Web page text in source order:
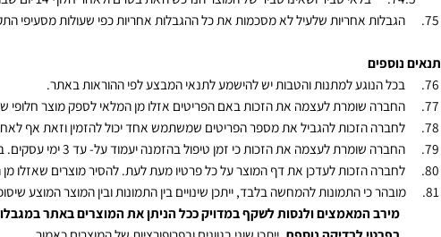
אינה אחראית לכל נזק שייגרם לרוכש באתר, תוצאתי, ישיר, הסתמכותי, פיצוי
הסתמכות על מידע שפורסם באתר בין אם על ידי החברה ובין אם על ידי צדי ג'.
נזק שנגרם עקב שגגה ו/או טעות סופר בדיוק פרטי המידע המוצגים על גבי האתר.
בלאי סביר ושאינו סביר של המוצר הנרכש וזאת בטרם ולאחר חלוף14יום שבהתאם
אחריות שלעיל לא מסכמות את כל ההגבלות אחריות כפי שעולות מסעיפי התקנון
הנוגע למתנות והטבות יש להישמע לתנאי המבצע לפי ההוראות באתר.